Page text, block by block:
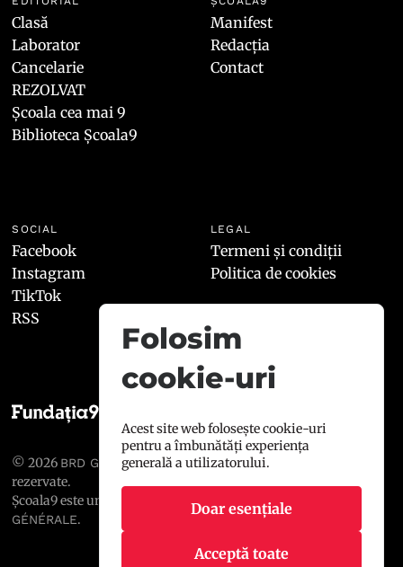
Clasă
Laborator
Cancelarie
REZOLVAT
Școala cea mai 9
Biblioteca Școala9
Manifest
Redacția
Contact
SOCIAL
Facebook
Instagram
TikTok
RSS
LEGAL
Termeni și condiții
Politica de cookies
© 2026 BRD GROUPE SOCIÉTÉ GÉNÉRALE
rezervate.
Școala9 este un proiect susținut de
BRD GROUPE SOCIÉTÉ
GÉNÉRALE.
Folosim
cookie-uri
Acest site web folosește cookie-uri
pentru a îmbunătăți experiența
generală a utilizatorului.
Doar esențiale
Acceptă toate